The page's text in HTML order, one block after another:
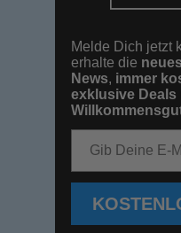
Melde Dich jetzt
erhalte die
News, immer
exklusive Deals